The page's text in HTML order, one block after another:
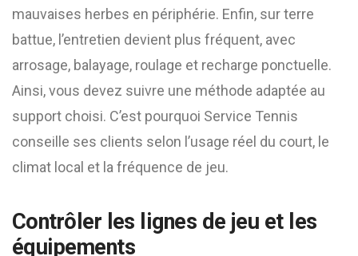
mauvaises herbes en périphérie. Enfin, sur terre
battue, l’entretien devient plus fréquent, avec
arrosage, balayage, roulage et recharge ponctuelle.
Ainsi, vous devez suivre une méthode adaptée au
support choisi. C’est pourquoi Service Tennis
conseille ses clients selon l’usage réel du court, le
climat local et la fréquence de jeu.
Contrôler les lignes de jeu et les
équipements